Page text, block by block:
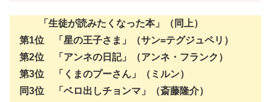
「生徒が読みたくなった本」（同上）
第1位 「星の王子さま」（サン=テグジュペリ）
第2位 「アンネの日記」（アンネ・フランク）
第3位 「くまのプーさん」（ミルン）
同3位 「ベロ出しチョンマ」（斎藤隆介）